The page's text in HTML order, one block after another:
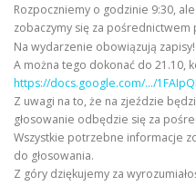
Rozpoczniemy o godzinie 9:30,
zobaczymy się za pośrednictwem
Na wydarzenie obowiązują zapisy!
A można tego dokonać do 21.10,
https://docs.google.com/…/
Z uwagi na to, że na zjeździe
głosowanie odbędzie się za
Wszystkie potrzebne informacje
do głosowania.
Z góry dziękujemy za